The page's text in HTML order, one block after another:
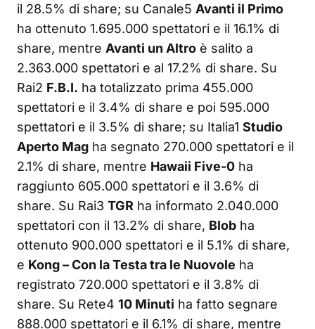
il 28.5% di share; su Canale5 Avanti il Primo
ha ottenuto 1.695.000 spettatori e il 16.1% di
share, mentre Avanti un Altro è salito a
2.363.000 spettatori e al 17.2% di share. Su
Rai2 F.B.I. ha totalizzato prima 455.000
spettatori e il 3.4% di share e poi 595.000
spettatori e il 3.5% di share; su Italia1 Studio
Aperto Mag ha segnato 270.000 spettatori e il
2.1% di share, mentre Hawaii Five-0 ha
raggiunto 605.000 spettatori e il 3.6% di
share. Su Rai3 TGR ha informato 2.040.000
spettatori con il 13.2% di share, Blob ha
ottenuto 900.000 spettatori e il 5.1% di share,
e Kong – Con la Testa tra le Nuovole ha
registrato 720.000 spettatori e il 3.8% di
share. Su Rete4 10 Minuti ha fatto segnare
888.000 spettatori e il 6.1% di share, mentre